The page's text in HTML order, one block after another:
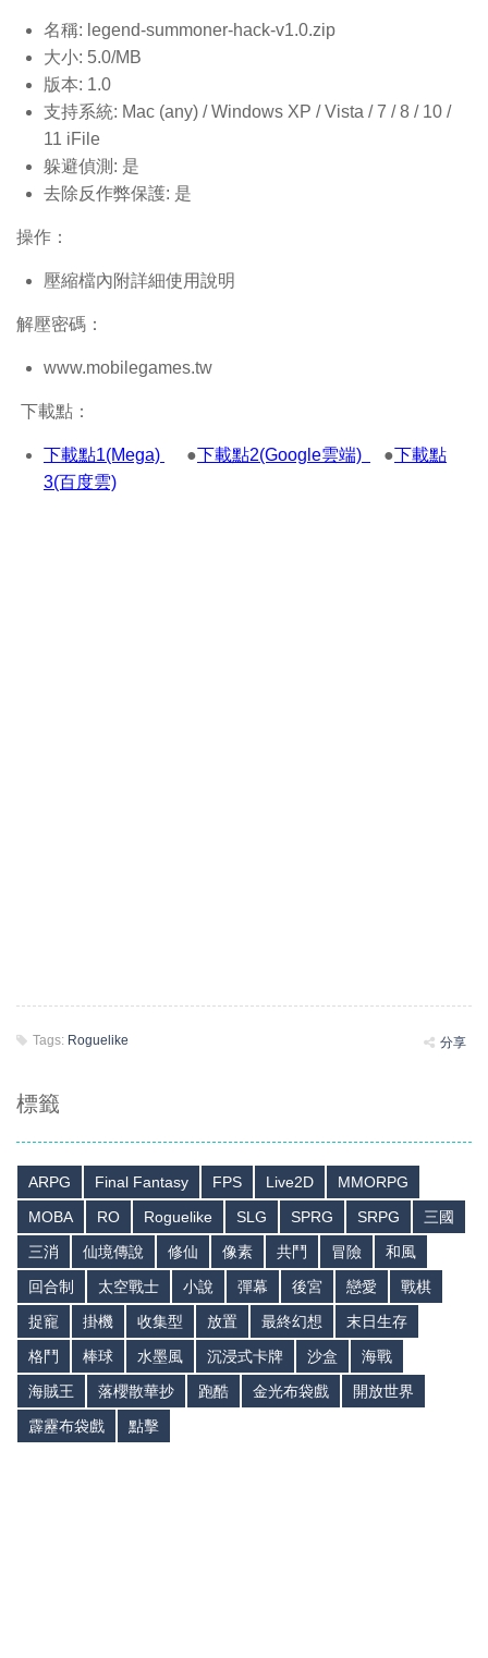
名稱: legend-summoner-hack-v1.0.zip
大小: 5.0/MB
版本: 1.0
支持系統: Mac (any) / Windows XP / Vista / 7 / 8 / 10 /
11 iFile
躲避偵測: 是
去除反作弊保護: 是
操作：
壓縮檔內附詳細使用說明
解壓密碼：
www.mobilegames.tw
下載點：
下載點1(Mega) ●下載點2(Google雲端) ●下載點
3(百度雲)
Tags: Roguelike 分享
標籤
ARPG Final Fantasy FPS Live2D
MMORPG
MOBA
RO Roguelike SLG SPRG SRPG
三國
三消
仙境傳說 修仙 像素 共鬥 冒險
和風
回合制
太空戰士 小說 彈幕 後宮 戀愛
戰棋
捉寵
掛機 收集型 放置 最終幻想
末日生存
格鬥
棒球 水墨風 沉浸式卡牌 沙盒
海戰
海賊王
落櫻散華抄 跑酷 金光布袋戲
開放世界
霹靂布袋戲
點擊